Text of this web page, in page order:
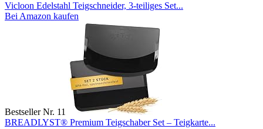
Vicloon Edelstahl Teigschneider, 3-teiliges Set...
Bei Amazon kaufen
Bestseller Nr. 11
BREADLYST® Premium Teigschaber Set – Teigkarte...